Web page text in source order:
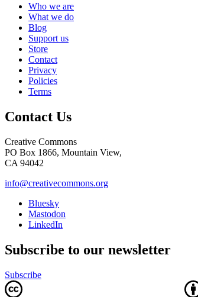
Who we are
What we do
Blog
Support us
Store
Contact
Privacy
Policies
Terms
Contact Us
Creative Commons
PO Box 1866, Mountain View,
CA 94042
info@creativecommons.org
Bluesky
Mastodon
LinkedIn
Subscribe to our newsletter
Subscribe